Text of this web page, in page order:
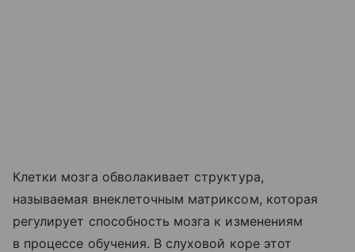
Клетки мозга обволакивает структура,
называемая внеклеточным матриксом, которая
регулирует способность мозга к изменениям
в процессе обучения. В слуховой коре этот